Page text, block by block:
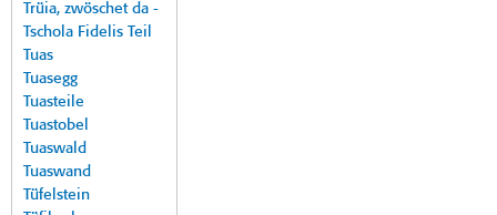
Trüia, zwöschet da -
Tschola Fidelis Teil
Tuas
Tuasegg
Tuasteile
Tuastobel
Tuaswald
Tuaswand
Tüfelstein